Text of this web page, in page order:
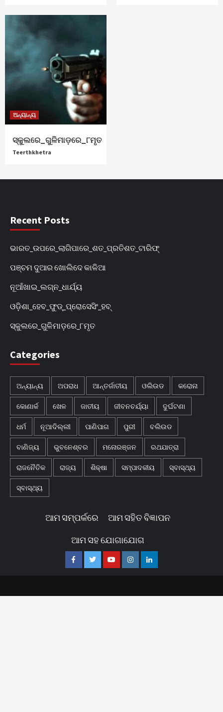
ଅନ୍ୟାନ୍ୟ
ସ୍କୁଲରେ_ଗୁଳିମାଡ଼ରେ_୮ମୃତ
Teerthkhetra
Recent Posts
ଭାରତ_ଉପରେ_ଲାଗିପାରେ_ଶତ_ପ୍ରତିଶତ_ଟାରିଫ୍
ପଞ୍ଚମ ଦୁଆର ଖୋଲିଦେ କାଳିଆ
ନୂଆଁଖାଇ_ଲଗ୍ନ_ଧାର୍ଯ୍ୟ
ଓଡ଼ିଶା_ହେବ_ଫୁଡ୍‌_ପ୍ରୋସେସିଂ_ହବ୍‌
ସ୍କୁଲରେ_ଗୁଳିମାଡ଼ରେ_୮ମୃତ
Categories
ଅନ୍ୟାନ୍ୟ ଅପରାଧ ଆନ୍ତର୍ଜାତୀୟ ଓଲିଉଡ କରୋନା
କୋଣାର୍କ ଖେଳ ଜାତୀୟ ଜୀବନଚର୍ଯ୍ୟା ଦୁର୍ଘଟଣା
ଧର୍ମ ନୂଆଦିଲ୍ଲୀ ପାଣିପାଗ ପୁରୀ ବଲିଉଡ
ବାଣିଜ୍ୟ ଭୁବନେଶ୍ବର ମନୋରଞ୍ଜନ ରଥଯାତ୍ରା
ରାଜନୈତିକ ରାଜ୍ୟ ଶିକ୍ଷା ସମ୍ପାଦକୀୟ ସ୍ବାସ୍ଥ୍ୟ
ସ୍ବାସ୍ଥ୍ୟ
ଆମ ସମ୍ପର୍କରେ ଆମ ସହିତ ବିଜ୍ଞାପନ
ଆମ ସହ ଯୋଗାଯୋଗ
FacebookTwitterYoutubeInstagramLinkedin